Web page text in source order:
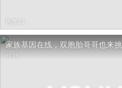
热度 82
家族基因在线，双胞胎哥哥也来
05:25